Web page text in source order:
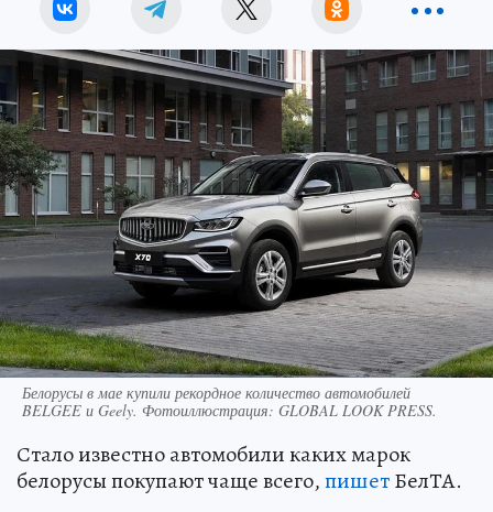
Белорусы в мае купили рекордное количество автомобилей
BELGEE и Geely. Фотоиллюстрация: GLOBAL LOOK PRESS.
Стало известно автомобили каких марок
белорусы покупают чаще всего,пишетБелТА.